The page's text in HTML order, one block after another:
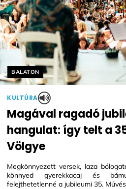
Helyszín címkék:
BALATON
KULTÚRA
Magával ragadó
hangulat: így telt a
Völgye
Megkönnyezett versek, laza
könnyed gyerekkacaj és
felejthetetlenné a jubileumi 35.